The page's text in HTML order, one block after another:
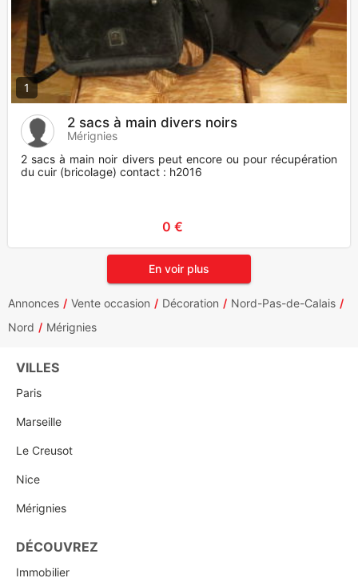
1
2 sacs à main divers noirs
Mérignies
2 sacs à main noir divers peut encore ou pour récupération
du cuir (bricolage) contact : h2016
0 €
En voir plus
Annonces Vente occasion Décoration
Nord-Pas-de-Calais
Nord
Mérignies
VILLES
Paris
Marseille
Le Creusot
Nice
Mérignies
DÉCOUVREZ
Immobilier